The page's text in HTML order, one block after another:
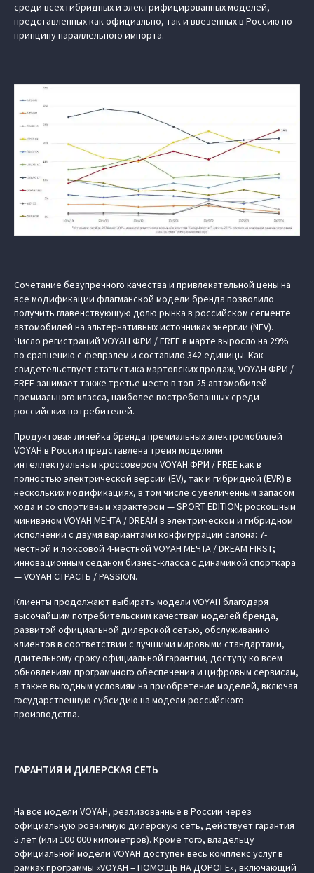
среди всех гибридных и электрифицированных моделей,
представленных как официально, так и ввезенных в Россию по
принципу параллельного импорта.
Сочетание безупречного качества и привлекательной цены на
все модификации флагманской модели бренда позволило
получить главенствующую долю рынка в российском сегменте
автомобилей на альтернативных источниках энергии (NEV).
Число регистраций VOYAH ФРИ / FREE в марте выросло на 29%
по сравнению с февралем и составило 342 единицы. Как
свидетельствует статистика мартовских продаж, VOYAH ФРИ /
FREE занимает также третье место в топ-25 автомобилей
премиального класса, наиболее востребованных среди
российских потребителей.
Продуктовая линейка бренда премиальных электромобилей
VOYAH в России представлена тремя моделями:
интеллектуальным кроссовером VOYAH ФРИ / FREE как в
полностью электрической версии (EV), так и гибридной (EVR) в
нескольких модификациях, в том числе с увеличенным запасом
хода и со спортивным характером — SPORT EDITION; роскошным
минивэном VOYAH МЕЧТА / DREAM в электрическом и гибридном
исполнении с двумя вариантами конфигурации салона: 7-
местной и люксовой 4-местной VOYAH МЕЧТА / DREAM FIRST;
инновационным седаном бизнес-класса с динамикой спорткара
— VOYAH СТРАСТЬ / PASSION.
Клиенты продолжают выбирать модели VOYAH благодаря
высочайшим потребительским качествам моделей бренда,
развитой официальной дилерской сетью, обслуживанию
клиентов в соответствии с лучшими мировыми стандартами,
длительному сроку официальной гарантии, доступу ко всем
обновлениям программного обеспечения и цифровым сервисам,
а также выгодным условиям на приобретение моделей, включая
государственную субсидию на модели российского
производства.
ГАРАНТИЯ И ДИЛЕРСКАЯ СЕТЬ
На все модели VOYAH, реализованные в России через
официальную розничную дилерскую сеть, действует гарантия
5 лет (или 100 000 километров). Кроме того, владельцу
официальной модели VOYAH доступен весь комплекс услуг в
рамках программы «VOYAH – ПОМОЩЬ НА ДОРОГЕ», включающий